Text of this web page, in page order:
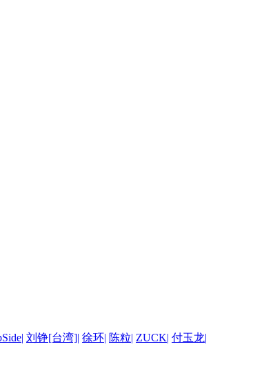
| 刘铮[台湾]| 徐环| 陈粒| ZUCK| 付玉龙|